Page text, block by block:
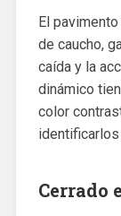
El
de caucho,
caída y la
dinámico
color
Cerrado